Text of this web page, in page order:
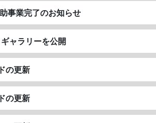
事業完了のお知らせ
ャラリーを公開
の更新
の更新